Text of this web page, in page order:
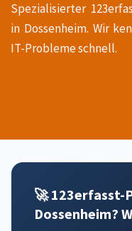
Spezialisierter
in Dossenheim. Wir
IT-Probleme schnell.
🚀 123erfasst-
Dossenheim?